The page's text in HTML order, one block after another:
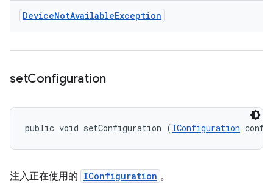
DeviceNotAvailableException
setConfiguration
public void setConfiguration (IConfiguration
注入正在使用的 IConfiguration 。